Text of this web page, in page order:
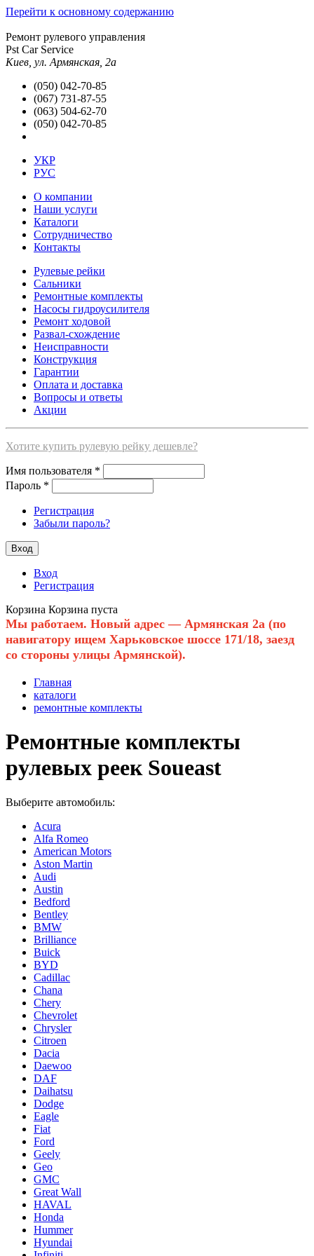
Перейти к основному содержанию
Ремонт рулевого управления
Pst Car Service
Киев, ул. Армянская, 2а
(050) 042-70-85
(067) 731-87-55
(063) 504-62-70
(050) 042-70-85
УКР
РУС
О компании
Наши услуги
Каталоги
Сотрудничество
Контакты
Рулевые рейки
Сальники
Ремонтные комплекты
Насосы гидроусилителя
Ремонт ходовой
Развал-схождение
Неисправности
Конструкция
Гарантии
Оплата и доставка
Вопросы и ответы
Акции
Хотите купить рулевую рейку дешевле?
Имя пользователя *
Пароль *
Регистрация
Забыли пароль?
Вход
Регистрация
Корзина Корзина пуста
Мы работаем. Новый адрес — Армянская 2а (по
навигатору ищем Харьковское шоссе 171/18, заезд
со стороны улицы Армянской).
Главная
каталоги
ремонтные комплекты
Ремонтные комплекты
рулевых реек Soueast
Выберите автомобиль:
Acura
Alfa Romeo
American Motors
Aston Martin
Audi
Austin
Bedford
Bentley
BMW
Brilliance
Buick
BYD
Cadillac
Chana
Chery
Chevrolet
Chrysler
Citroen
Dacia
Daewoo
DAF
Daihatsu
Dodge
Eagle
Fiat
Ford
Geely
Geo
GMC
Great Wall
HAVAL
Honda
Hummer
Hyundai